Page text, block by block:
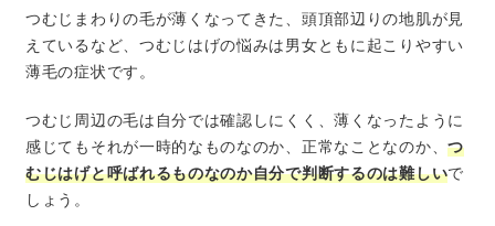
つむじまわりの毛が薄くなってきた、頭頂部辺りの地肌が見
えているなど、つむじはげの悩みは男女ともに起こりやすい
薄毛の症状です。
つむじ周辺の毛は自分では確認しにくく、薄くなったように
感じてもそれが一時的なものなのか、正常なことなのか、つ
むじはげと呼ばれるものなのか自分で判断するのは難しいで
しょう。